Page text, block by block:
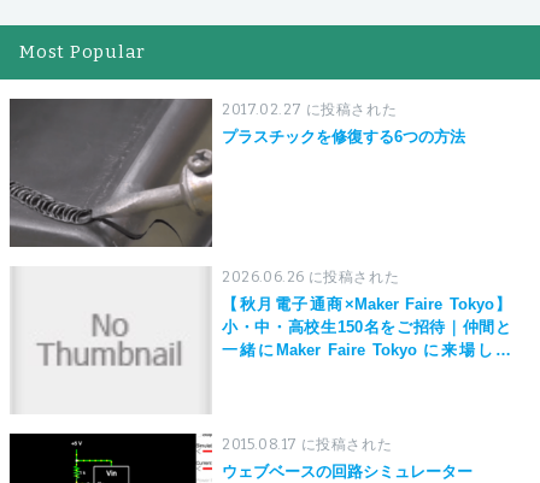
Most Popular
2017.02.27 に投稿された
プラスチックを修復する6つの方法
2026.06.26 に投稿された
【秋月電子通商×Maker Faire Tokyo】
小・中・高校生150名をご招待｜仲間と
一緒にMaker Faire Tokyo に来場しよ
2015.08.17 に投稿された
ウェブベースの回路シミュレーター